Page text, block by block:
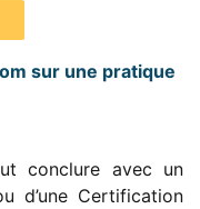
sur une pratique
conclure avec un
d’une Certification